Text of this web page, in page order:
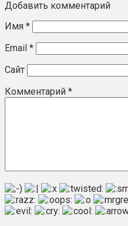
Добавить комментарий
Имя *
Email *
Сайт
Комментарий *